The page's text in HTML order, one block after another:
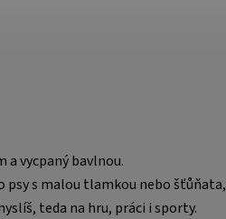
a vycpaný bavlnou.
psy s malou tlamkou nebo šťůňata,
teda na hru, práci i sporty.